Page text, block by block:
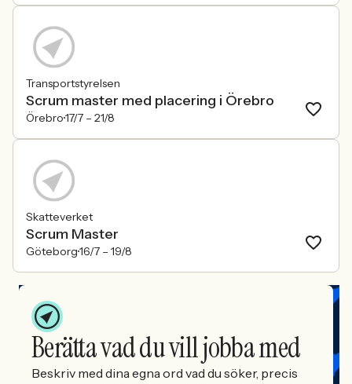
Transportstyrelsen
Scrum master med placering i Örebro
Örebro17/7 – 21/8
Skatteverket
Scrum Master
Göteborg16/7 – 19/8
Berätta vad du vill jobba med
Beskriv med dina egna ord vad du söker, precis